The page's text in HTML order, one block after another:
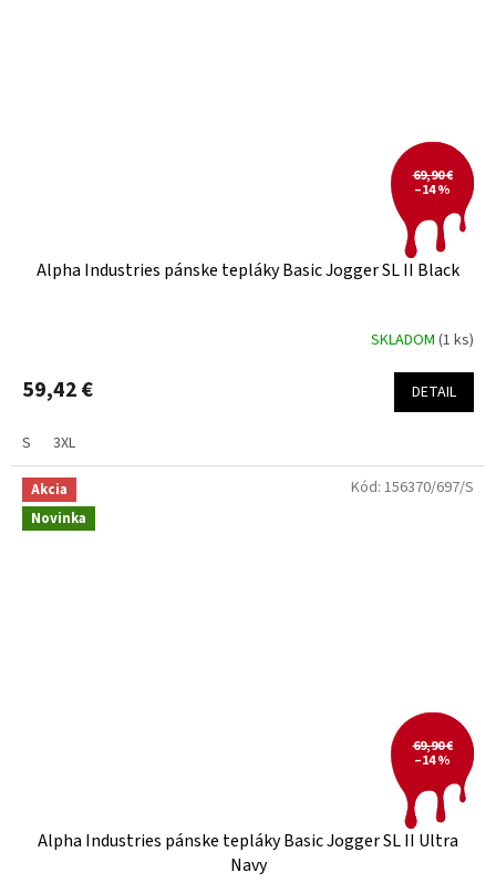
69,90 €
–14 %
Alpha Industries pánske tepláky Basic Jogger SL II Black
SKLADOM (1 ks)
59,42 € DETAIL
S 3XL
Akcia
Novinka
69,90 €
–14 %
Alpha Industries pánske tepláky Basic Jogger SL II Ultra
Navy
Kód: 156370/697/S